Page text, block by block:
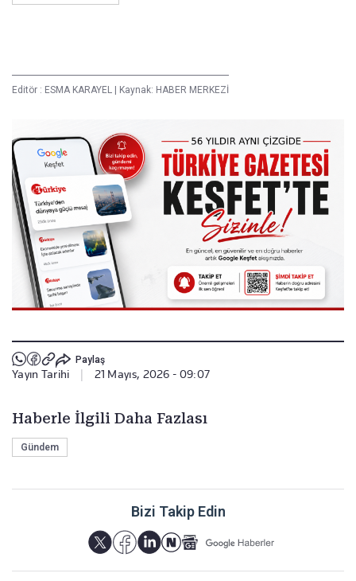
Editör : ESMA KARAYEL Kaynak: HABER MERKEZİ
Paylaş
Yayın Tarihi | 21 Mayıs, 2026 - 09:07
Haberle İlgili Daha Fazlası
Gündem
Bizi Takip Edin